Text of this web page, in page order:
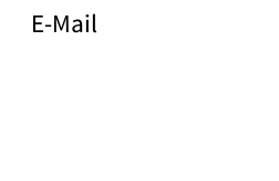
E-Mail